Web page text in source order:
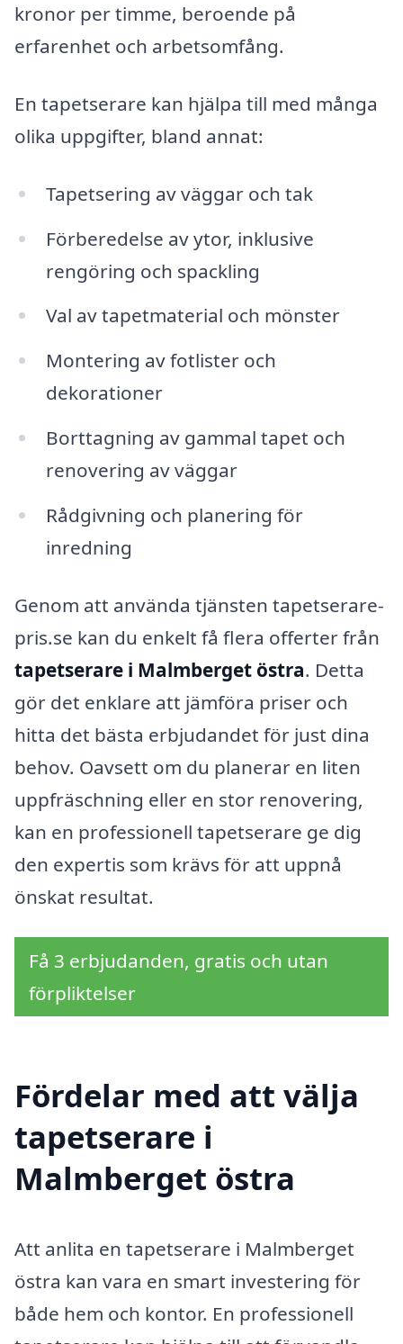
kronor per timme, beroende på
erfarenhet och arbetsomfång.
En tapetserare kan hjälpa till med många
olika uppgifter, bland annat:
Tapetsering av väggar och tak
Förberedelse av ytor, inklusive
rengöring och spackling
Val av tapetmaterial och mönster
Montering av fotlister och
dekorationer
Borttagning av gammal tapet och
renovering av väggar
Rådgivning och planering för
inredning
Genom att använda tjänsten tapetserare-
pris.se kan du enkelt få flera offerter från
tapetserare i Malmberget östra. Detta
gör det enklare att jämföra priser och
hitta det bästa erbjudandet för just dina
behov. Oavsett om du planerar en liten
uppfräschning eller en stor renovering,
kan en professionell tapetserare ge dig
den expertis som krävs för att uppnå
önskat resultat.
Få 3 erbjudanden, gratis och utan
förpliktelser
Fördelar med att välja
tapetserare i
Malmberget östra
Att anlita en tapetserare i Malmberget
östra kan vara en smart investering för
både hem och kontor. En professionell